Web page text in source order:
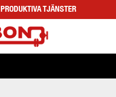
PRODUKTIVA TJÄNSTER